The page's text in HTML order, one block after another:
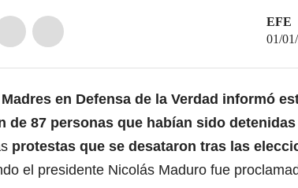
EFE
01/
en Defensa de la Verdad informó
de 87 personas que habían sido detenidas
protestas que se desataron tras las
el presidente Nicolás Maduro fue